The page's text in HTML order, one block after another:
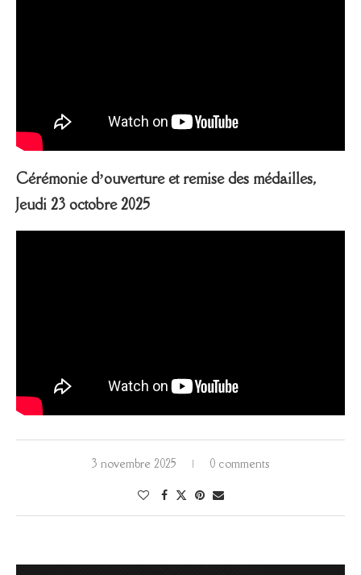
Cérémonie d’ouverture et remise des médailles,
Jeudi 23 octobre 2025
3 novembre 2025 0 comments